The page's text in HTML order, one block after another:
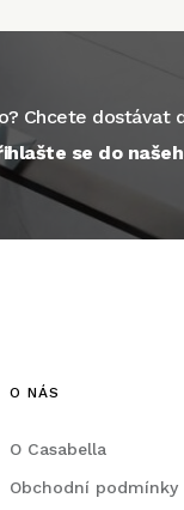
Chcete dostávat
se do
O NÁS
O Casabella
Obchodní podmínky